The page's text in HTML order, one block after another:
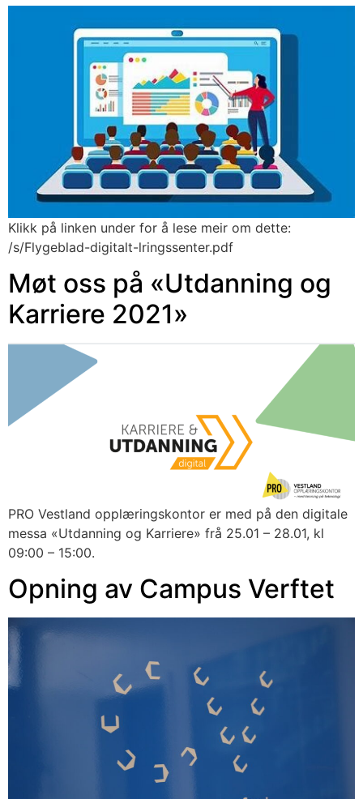
Klikk på linken under for å lese meir om dette:
/s/Flygeblad-digitalt-lringssenter.pdf
Møt oss på «Utdanning og
Karriere 2021»
PRO Vestland opplæringskontor er med på den digitale
messa «Utdanning og Karriere» frå 25.01 – 28.01, kl
09:00 – 15:00.
Opning av Campus Verftet